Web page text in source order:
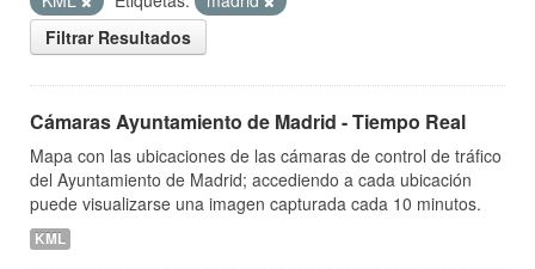
Filtrar Resultados
Cámaras Ayuntamiento de Madrid - Tiempo Real
Mapa con las ubicaciones de las cámaras de control de tráfico
del Ayuntamiento de Madrid; accediendo a cada ubicación
puede visualizarse una imagen capturada cada 10 minutos.
KML